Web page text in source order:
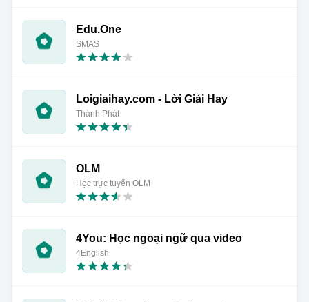
Edu.One
SMAS
Loigiaihay.com - Lời Giải Hay
Thành Phát
OLM
Học trực tuyến OLM
4You: Học ngoại ngữ qua video
4English